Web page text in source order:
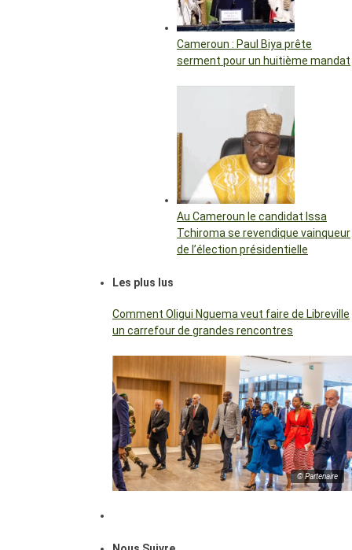
Cameroun : Paul Biya prête
serment pour un huitième mandat
Au Cameroun le candidat Issa
Tchiroma se revendique vainqueur
de l’élection présidentielle
Les plus lus
Comment Oligui Nguema veut faire de Libreville
un carrefour de grandes rencontres
© Partenaire